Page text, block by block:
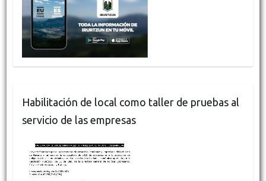
Habilitación de local como taller de pruebas al
servicio de las empresas